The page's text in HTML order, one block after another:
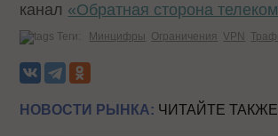
канал «Обратная сторона
Теги: Минцифры Ограничения VPN
НОВОСТИ РЫНКА: ЧИТАЙТЕ ТАКЖЕ